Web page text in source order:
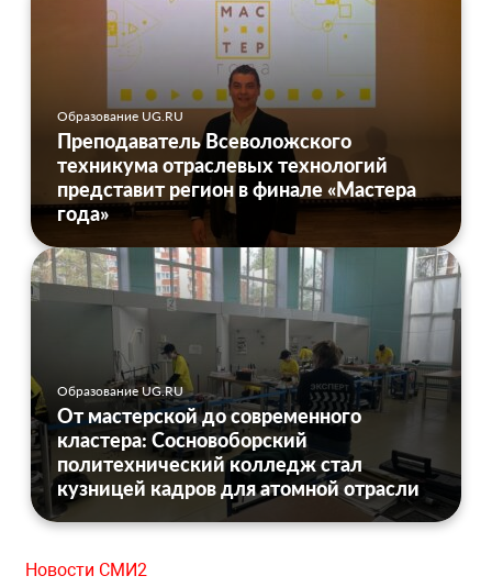
Образование UG.RU
Преподаватель Всеволожского
техникума отраслевых технологий
представит регион в финале «Мастера
года»
Образование UG.RU
От мастерской до современного
кластера: Сосновоборский
политехнический колледж стал
кузницей кадров для атомной отрасли
Новости СМИ2